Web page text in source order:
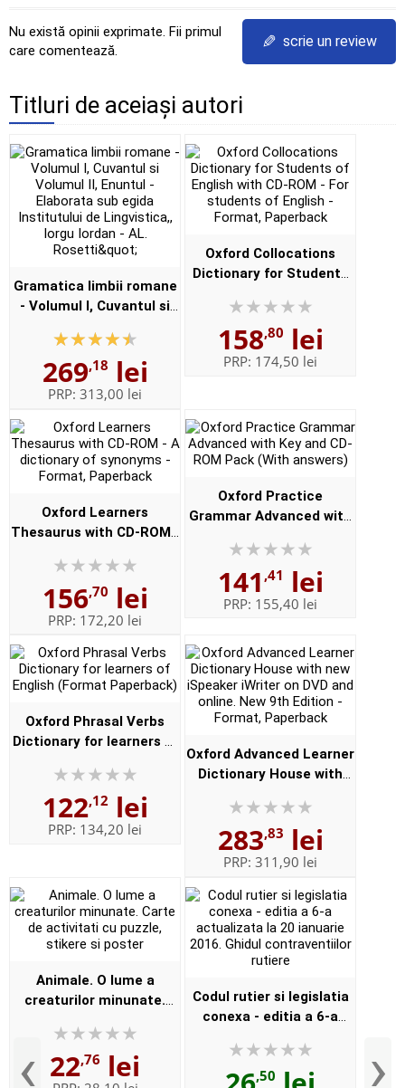
Nu există opinii exprimate. Fii primul
care comentează.
✎ scrie un review
Titluri de aceiași autori
‹
Gramatica limbii romane
- Volumul I, Cuvantul si
Elaborata sub egida
Institutului de
Lingvistica,,...
269,18 lei
PRP: 313,00 lei
Oxford Collocations
Dictionary for Students
For students of English -
Format, Paperback
158,80 lei
PRP: 174,50 lei
Oxford Learners
Thesaurus with CD-ROM -
- Format, Paperback
156,70 lei
PRP: 172,20 lei
Oxford Practice
Grammar Advanced with
(With answers)
141 ,41 lei
PRP: 155,40 lei
Oxford Phrasal Verbs
Dictionary for learners of
Paperback)
122,12lei
PRP: 134,20 lei
Oxford Advanced Learner
Dictionary House with
DVD and online. New 9th
Edition - Format,
Paperbac...
283,83 lei
PRP: 311,90 lei
Animale. O lume a
creaturilor minunate.
puzzle, stikere si poster
22,76 lei
Codul rutier si legislatia
conexa - editia a 6-a
2016. Ghidul
contraventiilor rutiere
,50 ›